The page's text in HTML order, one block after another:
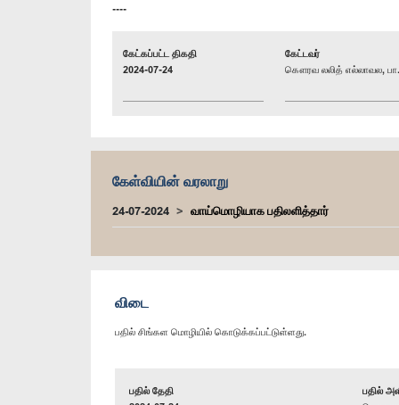
----
கேட்கப்பட்ட திகதி
2024-07-24
கேட்டவர்
கௌரவ லலித் எல்லாவல,
கேள்வியின் வரலாறு
24-07-2024 வாய்மொழியாக பதிலளித்தார்
விடை
பதில் சிங்கள மொழியில் கொடுக்கப்பட்டுள்ளது.
பதில் தேதி
பதில்